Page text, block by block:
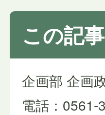
この記
企画部 企画
電話：0561-